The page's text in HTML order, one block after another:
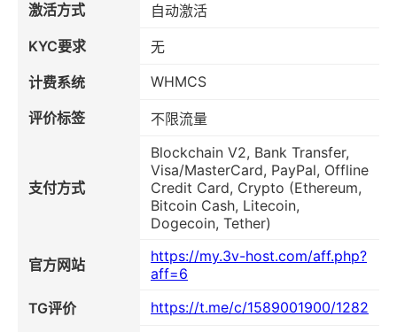
激活方式
自动激活
KYC要求
无
计费系统
WHMCS
评价标签 不限流量
支付方式
Blockchain V2, Bank Transfer,
Visa/MasterCard, PayPal, Offline
Credit Card, Crypto (Ethereum,
Bitcoin Cash, Litecoin,
Dogecoin, Tether)
官方网站
https://my.3v-host.com/aff.php?
aff=6
TG评价
https://t.me/c/1589001900/1282